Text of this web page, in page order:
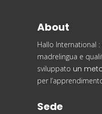
About
Hallo International
madrelingua e
sviluppato un
per
Sede